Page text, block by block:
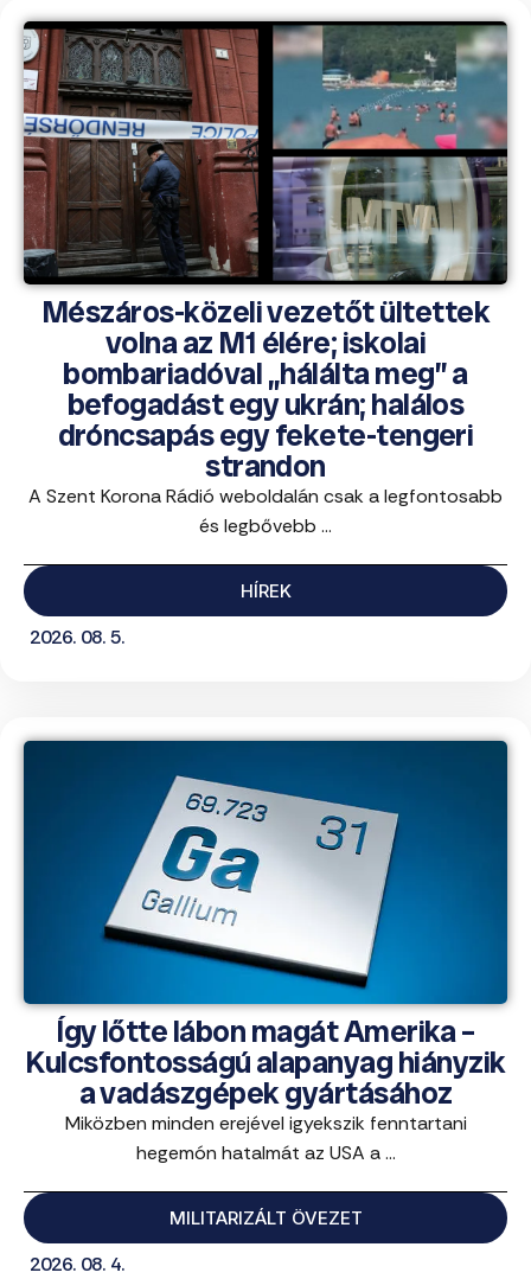
Mészáros-közeli vezetőt ültettek
volna az M1 élére; iskolai
bombariadóval „hálálta meg” a
befogadást egy ukrán; halálos
dróncsapás egy fekete-tengeri
strandon
A Szent Korona Rádió weboldalán csak a legfontosabb
és legbővebb ...
HÍREK
2026. 08. 5.
Így lőtte lábon magát Amerika –
Kulcsfontosságú alapanyag hiányzik
a vadászgépek gyártásához
Miközben minden erejével igyekszik fenntartani
hegemón hatalmát az USA a ...
MILITARIZÁLT ÖVEZET
2026. 08. 4.